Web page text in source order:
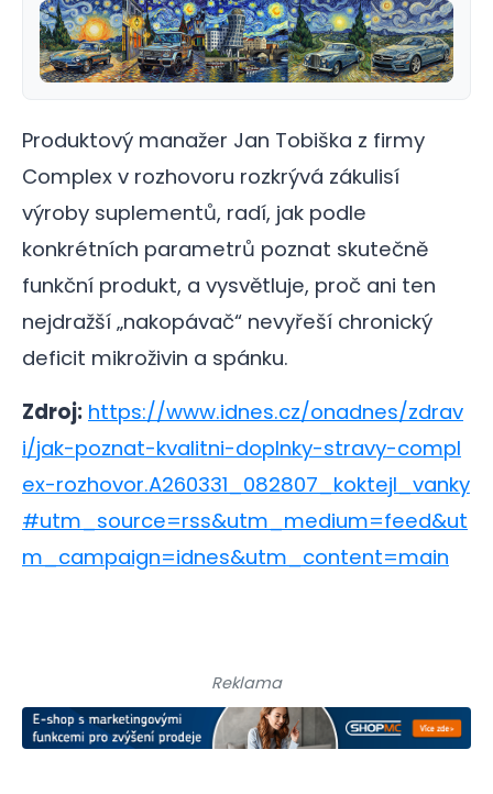
Produktový manažer Jan Tobiška z firmy
Complex v rozhovoru rozkrývá zákulisí
výroby suplementů, radí, jak podle
konkrétních parametrů poznat skutečně
funkční produkt, a vysvětluje, proč ani ten
nejdražší „nakopávač“ nevyřeší chronický
deficit mikroživin a spánku.
Zdroj: https://www.idnes.cz/onadnes/zdrav
i/jak-poznat-kvalitni-doplnky-stravy-compl
ex-rozhovor.A260331_082807_koktejl_vanky
#utm_source=rss&utm_medium=feed&ut
m_campaign=idnes&utm_content=main
Reklama